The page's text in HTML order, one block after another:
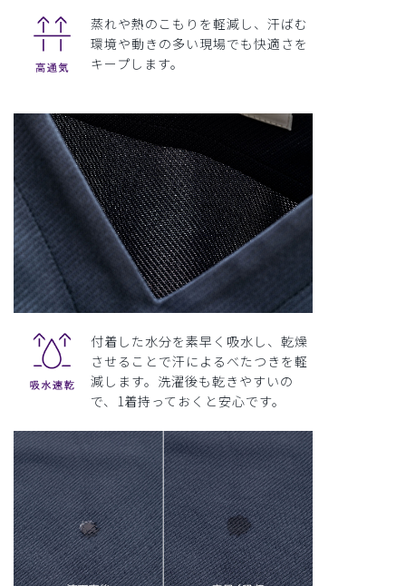
蒸れや熱のこもりを軽減し、汗ばむ
環境や動きの多い現場でも快適さを
キープします。
付着した水分を素早く吸水し、乾燥
させることで汗によるべたつきを軽
減します。洗濯後も乾きやすいの
で、1着持っておくと安心です。